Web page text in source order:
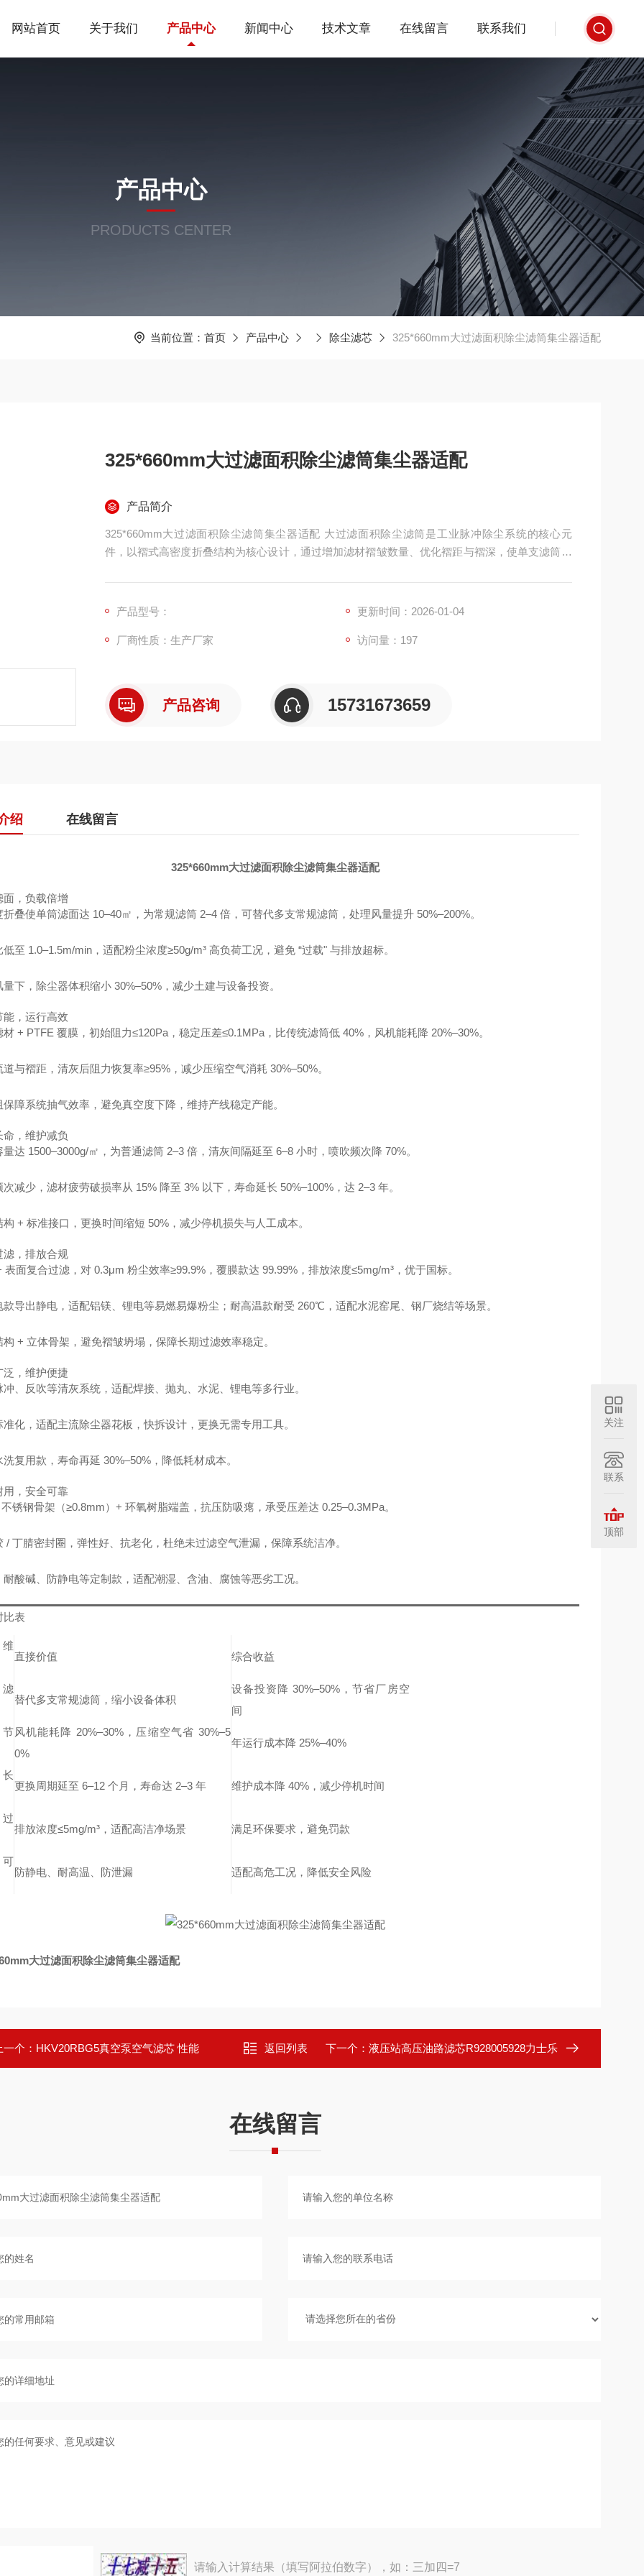
网站首页 关于我们 产品中心 新闻中心 技术文章 在线留言 联系我们
产品中心
PRODUCTS CENTER
当前位置： 首页 产品中心 除尘滤芯 325*660mm大过滤面积除尘滤筒集尘器适配
325*660mm大过滤面积除尘滤筒集尘器适配
产品简介
325*660mm大过滤面积除尘滤筒集尘器适配 大过滤面积除尘滤筒是工业脉冲除尘系统的核心元
件，以褶式高密度折叠结构为核心设计，通过增加滤材褶皱数量、优化褶距与褶深，使单支滤筒过
产品型号：
更新时间：2026-01-04
厂商性质：生产厂家 访问量：197
产品咨询 15731673659
绍 在线留言
325*660mm大过滤面积除尘滤筒集尘器适配
面，负载倍增
折叠使单筒滤面达 10–40㎡，为常规滤筒 2–4 倍，可替代多支常规滤筒，处理风量提升 50%–200%。
至 1.0–1.5m/min，适配粉尘浓度≥50g/m³ 高负荷工况，避免 “过载" 与排放超标。
下，除尘器体积缩小 30%–50%，减少土建与设备投资。
能，运行高效
材 + PTFE 覆膜，初始阻力≤120Pa，稳定压差≤0.1MPa，比传统滤筒低 40%，风机能耗降 20%–30%。
道与褶距，清灰后阻力恢复率≥95%，减少压缩空气消耗 30%–50%。
保障系统抽气效率，避免真空度下降，维持产线稳定产能。
命，维护减负
达 1500–3000g/㎡，为普通滤筒 2–3 倍，清灰间隔延至 6–8 小时，喷吹频次降 70%。
次减少，滤材疲劳破损率从 15% 降至 3% 以下，寿命延长 50%–100%，达 2–3 年。
构 + 标准接口，更换时间缩短 50%，减少停机损失与人工成本。
滤，排放合规
表面复合过滤，对 0.3μm 粉尘效率≥99.9%，覆膜款达 99.99%，排放浓度≤5mg/m³，优于国标。
款导出静电，适配铝镁、锂电等易燃易爆粉尘；耐高温款耐受 260℃，适配水泥窑尾、钢厂烧结等场景。
构 + 立体骨架，避免褶皱坍塌，保障长期过滤效率稳定。
泛，维护便捷
冲、反吹等清灰系统，适配焊接、抛丸、水泥、锂电等多行业。
准化，适配主流除尘器花板，快拆设计，更换无需专用工具。
复用款，寿命再延 30%–50%，降低耗材成本。
用，安全可靠
锈钢骨架（≥0.8mm）+ 环氧树脂端盖，抗压防吸瘪，承受压差达 0.25–0.3MPa。
/ 丁腈密封圈，弹性好、抗老化，杜绝未过滤空气泄漏，保障系统洁净。
耐酸碱、防静电等定制款，适配潮湿、含油、腐蚀等恶劣工况。
比表
直接价值
综合收益
替代多支常规滤筒，缩小设备体积
设备投资降 30%–50%，节省厂房空
间
风机能耗降 20%–30%，压缩空气省 30%–5
0%
年运行成本降 25%–40%
更换周期延至 6–12 个月，寿命达 2–3 年
维护成本降 40%，减少停机时间
排放浓度≤5mg/m³，适配高洁净场景
满足环保要求，避免罚款
防静电、耐高温、防泄漏
适配高危工况，降低安全风险
大过滤面积除尘滤筒集尘器适配
一个： HKV20RBG5真空泵空气滤芯 性能 返回列表 下一个： 液压站高压油路滤芯R928005928力士乐
在线留言
请输入计算结果（填写阿拉伯数字），如：三加四=7
关注
联系
顶部